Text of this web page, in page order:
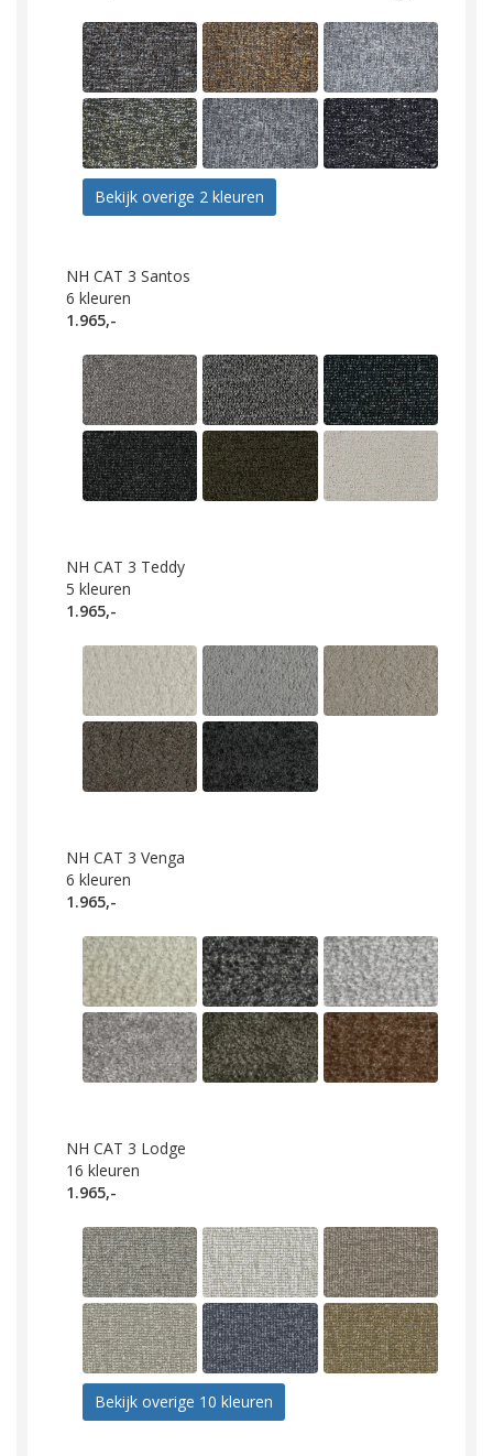
Bekijk overige 2 kleuren
NH CAT 3 Santos
6 kleuren
1.965,-
NH CAT 3 Teddy
5 kleuren
1.965,-
NH CAT 3 Venga
6 kleuren
1.965,-
NH CAT 3 Lodge
16 kleuren
1.965,-
Bekijk overige 10 kleuren